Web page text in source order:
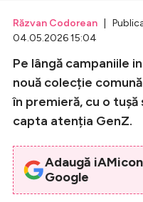
Breaking
Răzvan Codorean |
04.05.2026 15:04
Pe lângă campaniile
nouă colecție
în premieră, cu o
capta atenția GenZ.
Adaugă
Google